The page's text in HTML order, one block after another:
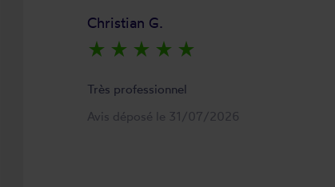
Christian G.
star_rate star_rate star_rate star_rate star_rate
Très professionnel
Avis déposé le 31/07/2026